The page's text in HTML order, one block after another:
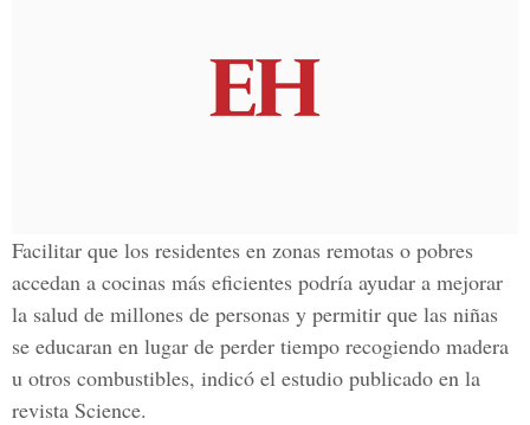
Facilitar que los residentes en zonas remotas o pobres
accedan a cocinas más eficientes podría ayudar a mejorar
la salud de millones de personas y permitir que las niñas
se educaran en lugar de perder tiempo recogiendo madera
u otros combustibles, indicó el estudio publicado en la
revista Science.